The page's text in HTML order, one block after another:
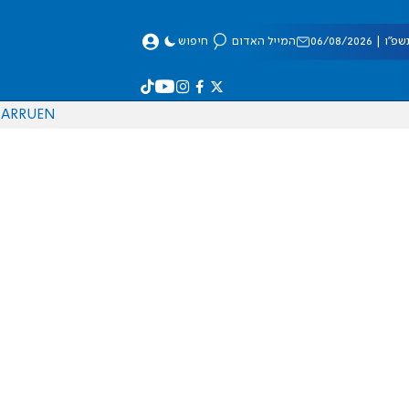
08/2026 המייל האדום חיפוש
EN
RU
AR